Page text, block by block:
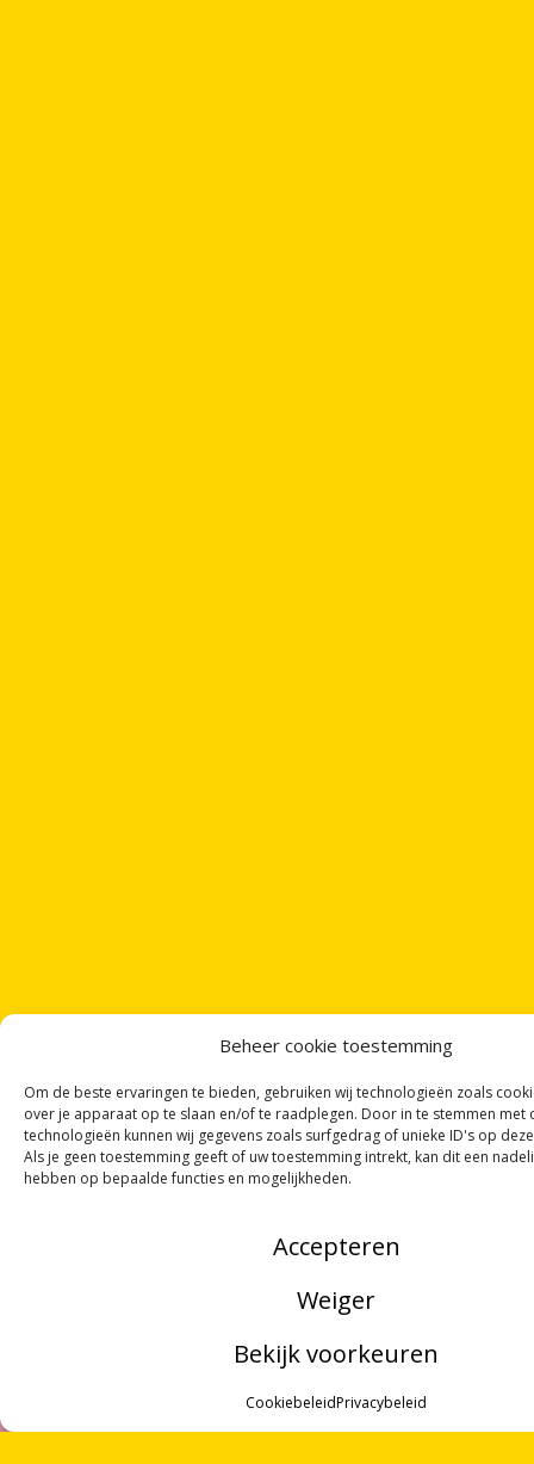
Beheer cookie toestemming
Om de beste ervaringen te bieden, gebruiken wij technologieën zoals
over je apparaat op te slaan en/of te raadplegen. Door in te stemmen met
technologieën kunnen wij gegevens zoals surfgedrag of unieke ID's op
Als je geen toestemming geeft of uw toestemming intrekt, kan dit een
hebben op bepaalde functies en mogelijkheden.
Accepteren
Weiger
Bekijk voorkeuren
CookiebeleidPrivacybeleid
ONTVANGVIER GEDICHTENPER MAAND
VIA ONZENIEUWSBRIEF!
NOORDWOORD
Munnekeholm 2
9711 JA Groningen